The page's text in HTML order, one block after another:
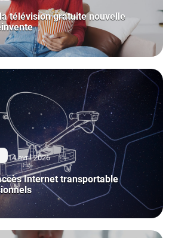
télévision gratuite nouvelle
14 avril 2026
Internet transportable